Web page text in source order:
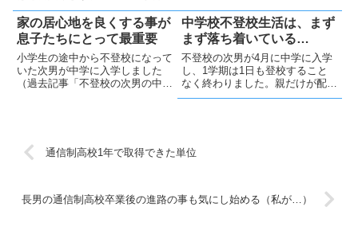
のかよくわかりません・・「歯」
と「皮膚」の違いなのか？「内
部」と「表面」の違いなのか？本
人に色々言ってプレッシャーをか
ける事は、本人のエネルギーを奪
う...
家の居心地を良くする事が
息子たちにとって最重要
小学生の途中から不登校になって
いた次男が中学に入学しました
（過去記事「不登校の次男の中学
「『学校に行かなくても良い』と
私が思う...
中学校不登校生活は、まず
まず落ち着いている…
不登校の次男が4月に中学に入学
し、1学期は1日も登校すること
なく終わりました。親だけが配布
資料を受け取りに時々学校に行き
は、登校しない次男の毎日の生
活...
通信制高校1年で取得できた単位
長男の通信制高校卒業後の進路の事も気にし始める（私が…）